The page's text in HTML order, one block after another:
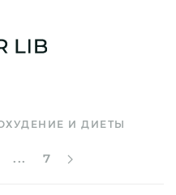
И ДИЕТЫ
... 7